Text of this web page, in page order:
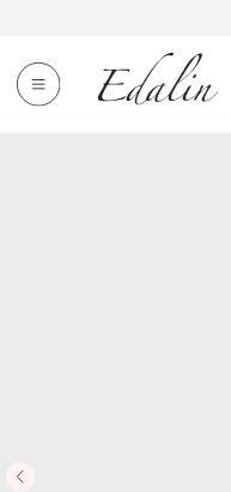
Вернуться
←